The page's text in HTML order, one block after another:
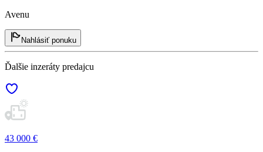
Avenu
Nahlásiť ponuku
Ďalšie inzeráty predajcu
43 000 €